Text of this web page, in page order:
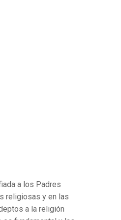
a los Padres
religiosas y en las
a la religión